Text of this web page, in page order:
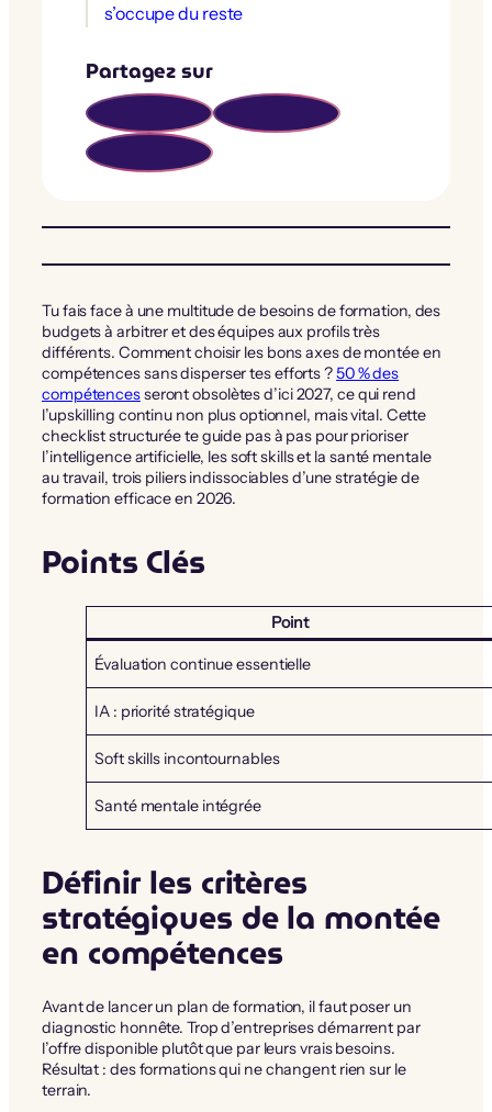
Tu fais face à une multitude de besoins de formation, des
budgets à arbitrer et des équipes aux profils très
différents. Comment choisir les bons axes de montée en
compétences sans disperser tes efforts ?50 % des
compétencesseront obsolètes d’ici 2027, ce qui rend
l’upskilling continu non plus optionnel, mais vital. Cette
checklist structurée te guide pas à pas pour prioriser
l’intelligence artificielle, les soft skills et la santé mentale
au travail, trois piliers indissociables d’une stratégie de
formation efficace en 2026.
Points Clés
Point
Évaluation continue essentielle
IA : priorité stratégique
Soft skills incontournables
Santé mentale intégrée
Définir les critères
stratégiques de la montée
en compétences
Avant de lancer un plan de formation, il faut poser un
diagnostic honnête. Trop d’entreprises démarrent par
l’offre disponible plutôt que par leurs vrais besoins.
Résultat : des formations qui ne changent rien sur le
terrain.
s’occupe du reste
Partagez sur